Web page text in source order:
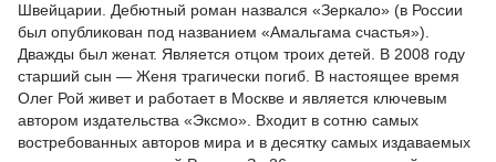
Швейцарии. Дебютный роман назвался «Зеркало» (в России
был опубликован под названием «Амальгама счастья»).
Дважды был женат. Является отцом троих детей. В 2008 году
старший сын — Женя трагически погиб. В настоящее время
Олег Рой живет и работает в Москве и является ключевым
автором издательства «Эксмо». Входит в сотню самых
востребованных авторов мира и в десятку самых издаваемых